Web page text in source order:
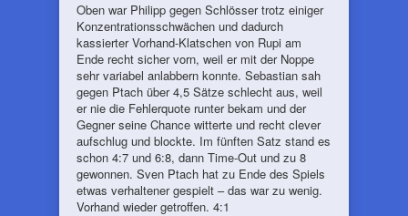
Oben war Philipp gegen Schlösser trotz einiger
Konzentrationsschwächen und dadurch
kassierter Vorhand-Klatschen von Rupi am
Ende recht sicher vorn, weil er mit der Noppe
sehr variabel anlabbern konnte. Sebastian sah
gegen Ptach über 4,5 Sätze schlecht aus, weil
er nie die Fehlerquote runter bekam und der
Gegner seine Chance witterte und recht clever
aufschlug und blockte. Im fünften Satz stand es
schon 4:7 und 6:8, dann Time-Out und zu 8
gewonnen. Sven Ptach hat zu Ende des Spiels
etwas verhaltener gespielt – das war zu wenig.
Vorhand wieder getroffen. 4:1